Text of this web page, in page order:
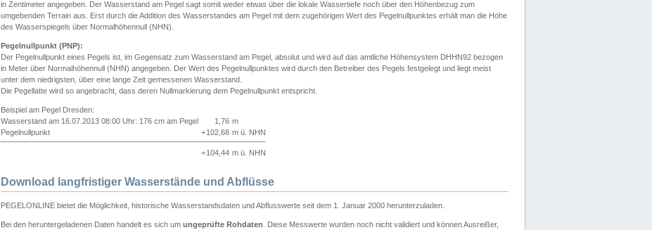
in Zentimeter angegeben. Der Wasserstand am Pegel sagt somit weder etwas über die lokale Wassertiefe noch über den Höhenbezug zum
umgebenden Terrain aus. Erst durch die Addition des Wasserstandes am Pegel mit dem zugehörigen Wert des Pegelnullpunktes erhält man die Höhe
des Wasserspiegels über Normalhöhennull (NHN).
Pegelnullpunkt (PNP):
Der Pegelnullpunkt eines Pegels ist, im Gegensatz zum Wasserstand am Pegel, absolut und wird auf das amtliche Höhensystem DHHN92 bezogen
in Meter über Normalhöhennull (NHN) angegeben. Der Wert des Pegelnullpunktes wird durch den Betreiber des Pegels festgelegt und liegt meist
unter dem niedrigsten, über eine lange Zeit gemessenen Wasserstand.
Die Pegellatte wird so angebracht, dass deren Nullmarkierung dem Pegelnullpunkt entspricht.
Beispiel am Pegel Dresden:
Wasserstand am 16.07.2013 08:00 Uhr: 176 cm am Pegel
1,76 m
Pegelnullpunkt
+102,68 m ü. NHN
=104,44 m ü. NHN
Download langfristiger Wasserstände und Abflüsse
PEGELONLINE bietet die Möglichkeit, historische Wasserstandsdaten und Abflusswerte seit dem 1. Januar 2000 herunterzuladen.
Bei den heruntergeladenen Daten handelt es sich um ungeprüfte Rohdaten . Diese Messwerte wurden noch nicht validiert und können Ausreißer,